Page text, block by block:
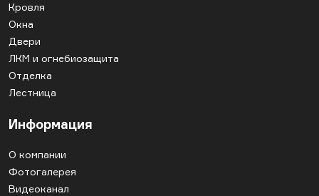
Кровля
Окна
Двери
ЛКМ и огнебиозащита
Отделка
Лестница
Информация
О компании
Фотогалерея
Видеоканал